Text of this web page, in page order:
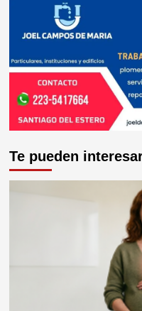
Te pueden